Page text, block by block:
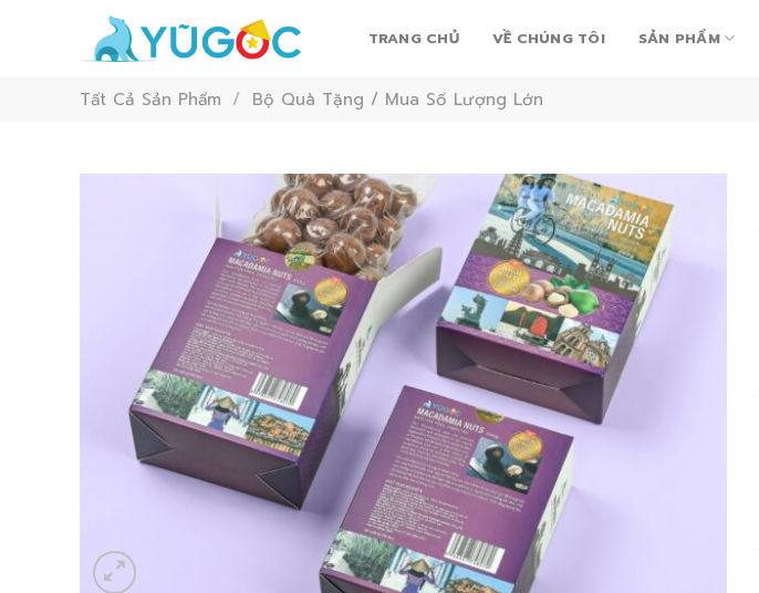
TRANG CHỦ VỀ CHÚNG TÔI SẢN PHẨM
Tất Cả Sản Phẩm / Bộ Quà Tặng / Mua Số Lượng Lớn
Add to